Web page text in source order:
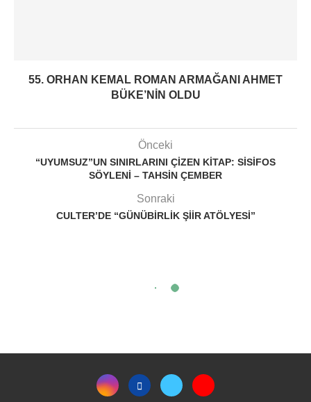
55. ORHAN KEMAL ROMAN ARMAĞANI AHMET
BÜKE’NIN OLDU
Önceki
“UYUMSUZ”UN SINIRLARINI ÇIZEN KITAP: SISIFOS
SÖYLENI – TAHSIN ÇEMBER
Sonraki
CULTER’DE “GÜNÜBIRLIK ŞIIR ATÖLYESI”